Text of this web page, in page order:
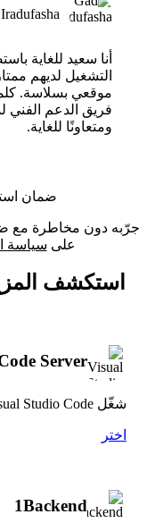
التشغيل لديهم
موقعي بسلاسة.
فريق الدعم الفني
ومتعاونًا للغاية.
ضمان
على سياسة
استكشف
Server
شغّل Visual Studio Code في متصفحك في أي مكان
اختر
1Backend